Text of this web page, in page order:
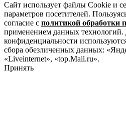
Сайт использует файлы Cookie и
параметров посетителей.
согласие с политикой обработки
применением данных технологий.
конфиденциальности
сбора обезличенных данных:
«Liveinternet», «top.Mail.ru».
Принять